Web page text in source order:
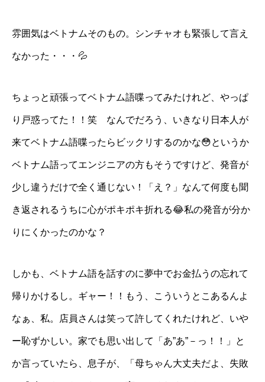
雰囲気はベトナムそのもの。シンチャオも緊張して言え
なかった・・・💦
ちょっと頑張ってベトナム語喋ってみたけれど、やっぱ
り戸惑ってた！！笑 なんでだろう、いきなり日本人が
来てベトナム語喋ったらビックリするのかな😳というか
ベトナム語ってエンジニアの方もそうですけど、発音が
少し違うだけで全く通じない！「え？」なんて何度も聞
き返されるうちに心がポキポキ折れる😂私の発音が分か
りにくかったのかな？
しかも、ベトナム語を話すのに夢中でお金払うの忘れて
帰りかけるし。ギャー！！もう、こういうとこあるんよ
なぁ、私。店員さんは笑って許してくれたけれど、いや
ー恥ずかしい。家でも思い出して「あ”あ”－っ！！」と
か言っていたら、息子が、「母ちゃん大丈夫だよ、失敗